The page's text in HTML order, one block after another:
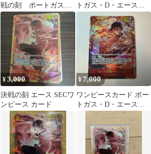
戦の刻 ポートガス・
D・エース secパラレル
トガス・D・エース
決戦の刻
¥3,000
決戦の刻 エース SECワ
ンピース カード
¥7,000
ワンピースカード ポー
トガス・D・エース